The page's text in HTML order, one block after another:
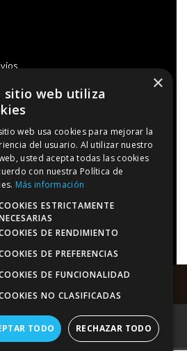
De Uso
© Todos los derechos
×
sitio web utiliza
web usa cookies para mejorar la
del usuario. Al utilizar nuestro
usted acepta todas las cookies
con nuestra Política de
Más información
ESTRICTAMENTE
DE RENDIMIENTO
DE PREFERENCIAS
DE FUNCIONALIDAD
NO CLASIFICADAS
TODO RECHAZAR TODO